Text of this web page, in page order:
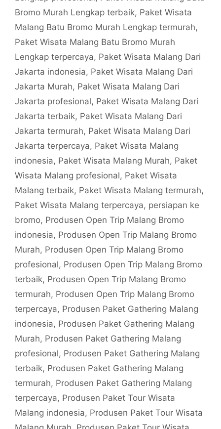
Bromo Murah Lengkap terbaik, Paket Wisata
Malang Batu Bromo Murah Lengkap termurah,
Paket Wisata Malang Batu Bromo Murah
Lengkap terpercaya, Paket Wisata Malang Dari
Jakarta indonesia, Paket Wisata Malang Dari
Jakarta Murah, Paket Wisata Malang Dari
Jakarta profesional, Paket Wisata Malang Dari
Jakarta terbaik, Paket Wisata Malang Dari
Jakarta termurah, Paket Wisata Malang Dari
Jakarta terpercaya, Paket Wisata Malang
indonesia, Paket Wisata Malang Murah, Paket
Wisata Malang profesional, Paket Wisata
Malang terbaik, Paket Wisata Malang termurah,
Paket Wisata Malang terpercaya, persiapan ke
bromo, Produsen Open Trip Malang Bromo
indonesia, Produsen Open Trip Malang Bromo
Murah, Produsen Open Trip Malang Bromo
profesional, Produsen Open Trip Malang Bromo
terbaik, Produsen Open Trip Malang Bromo
termurah, Produsen Open Trip Malang Bromo
terpercaya, Produsen Paket Gathering Malang
indonesia, Produsen Paket Gathering Malang
Murah, Produsen Paket Gathering Malang
profesional, Produsen Paket Gathering Malang
terbaik, Produsen Paket Gathering Malang
termurah, Produsen Paket Gathering Malang
terpercaya, Produsen Paket Tour Wisata
Malang indonesia, Produsen Paket Tour Wisata